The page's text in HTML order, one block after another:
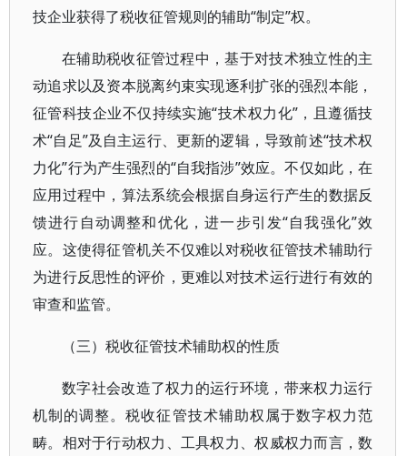
技企业获得了税收征管规则的辅助“制定”权。
在辅助税收征管过程中，基于对技术独立性的主
动追求以及资本脱离约束实现逐利扩张的强烈本能，
征管科技企业不仅持续实施“技术权力化”，且遵循技
术“自足”及自主运行、更新的逻辑，导致前述“技术权
力化”行为产生强烈的“自我指涉”效应。不仅如此，在
应用过程中，算法系统会根据自身运行产生的数据反
馈进行自动调整和优化，进一步引发“自我强化”效
应。这使得征管机关不仅难以对税收征管技术辅助行
为进行反思性的评价，更难以对技术运行进行有效的
审查和监管。
（三）税收征管技术辅助权的性质
数字社会改造了权力的运行环境，带来权力运行
机制的调整。税收征管技术辅助权属于数字权力范
畴。相对于行动权力、工具权力、权威权力而言，数